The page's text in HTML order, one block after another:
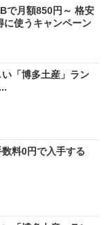
で月額850円～ 格安
に使うキャンペーン
い「博多土産」ラン
料0円で入手する